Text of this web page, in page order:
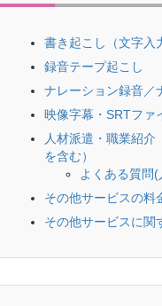
書き起こし（文字入
録音テープ起こし
ナレーション録音／
映像字幕・SRTファ
人材派遣・職業紹介
を含む）
よくある質問(
その他サービスの料
その他サービスに関